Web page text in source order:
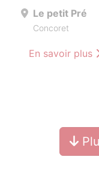
Le petit Pré
Concoret
En savoir plus